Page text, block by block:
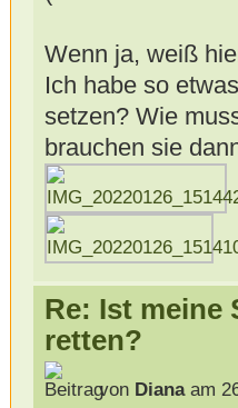
Wenn ja, weiß
Ich habe so
setzen? Wie
brauchen sie
Re: Ist meine
retten?
von Dianaam